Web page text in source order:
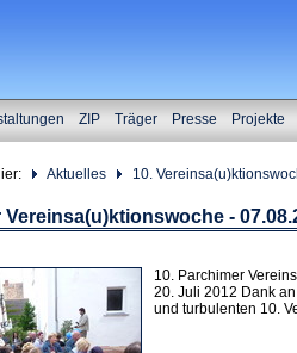
ZIP Träger Presse Projekte
Aktuelles 10.
Vereinsa(u)ktionswoche -
10. Parchimer
20. Juli 2012 Dank
und turbulenten 10.